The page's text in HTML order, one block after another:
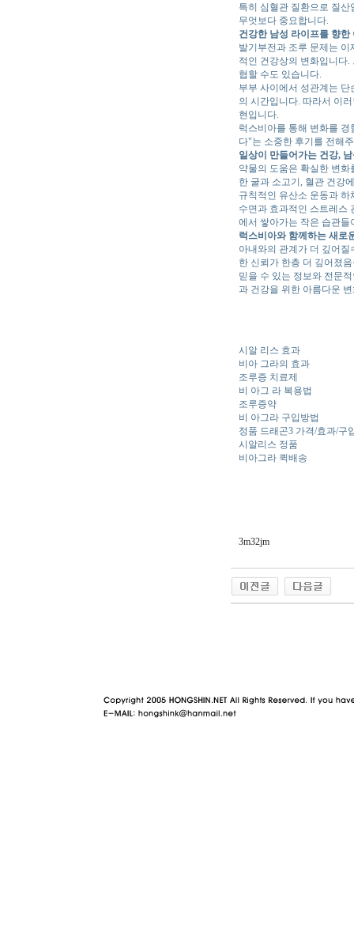
특히 심혈관 질환으로 질
무엇보다 중요합니다.
건강한 남성 라이프를 향한
발기부전과 조루 문제는
적인 건강상의 변화입니다
협할 수도 있습니다.
부부 사이에서 성관계는
의 시간입니다. 따라서 이
현입니다.
럭스비아를 통해 변화를
다"는 소중한 후기를 전해
일상이 만들어가는 건강,
약물의 도움은 확실한 변
한 굴과 소고기, 혈관 건강
규칙적인 유산소 운동과
수면과 효과적인 스트레스
에서 쌓아가는 작은 습관
럭스비아와 함께하는 새로
아내와의 관계가 더 깊어
한 신뢰가 한층 더 깊어졌
믿을 수 있는 정보와 전문
과 건강을 위한 아름다운
시알 리스 효과
비아 그라의 효과
조루증 치료제
비 아그 라 복용법
조루증약
비 아그라 구입방법
정품 드래곤3 가격/효과/구
시알리스 정품
비아그라 퀵배송
3m32jm